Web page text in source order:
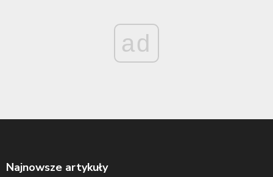
ad
Najnowsze artykuły